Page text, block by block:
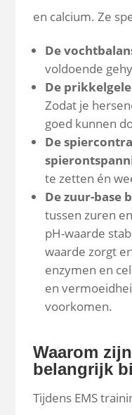
en calcium. Ze
De
voldoende
De
Zodat je
goed kunnen
De
te zetten én
De zuur-base
tussen zuren
pH-waarde
waarde zorgt
enzymen en
en
voorkomen.
Waarom
belangrijk
Tijdens EMS